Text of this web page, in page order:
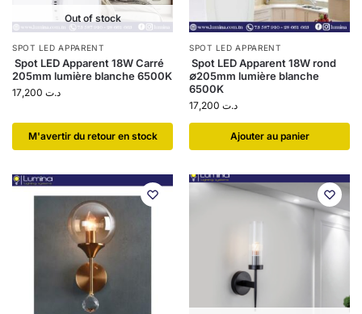
Out of stock
SPOT LED APPARENT
Spot LED Apparent 18W Carré
205mm lumière blanche 6500K
د.ت
​M'avertir du retour en stock
SPOT LED APPARENT
Spot LED Apparent 18W rond
∅205mm lumière blanche
6500K
د.ت
Ajouter au panier